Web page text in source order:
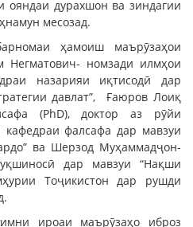
ояндаи дурахшон ва зиндагии
месозад.
ҳамоиш маърӯзаҳои
номзади илмҳои
назарияи иқтисодӣ дар
давлат”, Ғаюров Лоиқ
(PhD), доктор аз рӯйи
кафедраи фалсафа дар мавзуи
ва Шерзод Муҳаммадҷон-
дар мавзуи “Нақши
Тоҷикистон дар рушди
ироаи маърӯзаҳо иброз